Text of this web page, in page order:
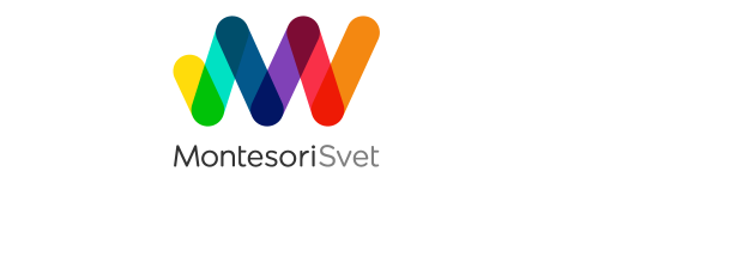
Preskoči
na
navigaciju
Skoči
na
sadržaj